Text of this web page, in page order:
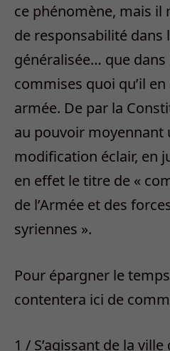
ce phénomène, mais il
de responsabilité dans
généralisée… que dans
commises quoi qu’il
armée. De par la
au pouvoir moyennant
modification éclair, en
en effet le titre de «
de l’Armée et des
syriennes ».
Pour épargner le
contentera ici de
1 / S’agissant de la